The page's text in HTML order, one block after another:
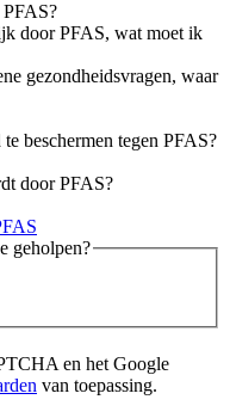
PFAS?
door PFAS, wat moet ik
gezondheidsvragen, waar
beschermen tegen PFAS?
door PFAS?
geholpen?
en het Google
van toepassing.